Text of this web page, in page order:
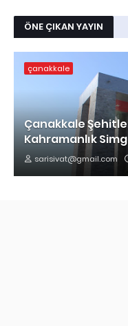
ÖNE ÇIKAN YAYIN
çanakkale
Çanakkale
Kahramanlık
sarisivat@gmail.com